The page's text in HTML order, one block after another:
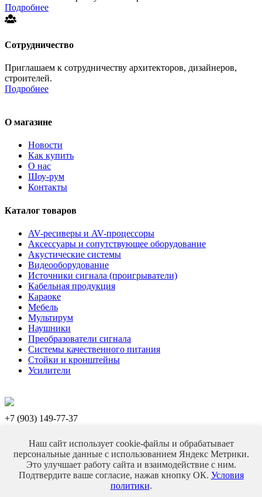
Подробнее
Сотрудничество
Приглашаем к сотрудничеству архитекторов, дизайнеров,
строителей.
Подробнее
О магазине
Новости
Как купить
О нас
Шоу-рум
Контакты
Каталог товаров
AV-ресиверы и AV-процессоры
Аксессуары и сопутствующее оборудование
Акустические системы
Видеооборудование
Источники сигнала (проигрыватели)
Кабельная продукция
Караоке
Мебель
Мультирум
Наушники
Преобразователи сигнала
Системы качественного питания
Стойки и кронштейны
Усилители
+7 (903) 149-77-37
E-mail:toporoff.den@yandex.ru
Москва, улица 2-я Владимирская, дом 5, офис 18
Персональный раздел
Наверх
Наш сайт использует cookie-файлы и обрабатывает
персональные данные с использованием Яндекс Метрики.
Это улучшает работу сайта и взаимодействие с ним.
Подтвердите ваше согласие, нажав кнопку ОК. Условия
политики.